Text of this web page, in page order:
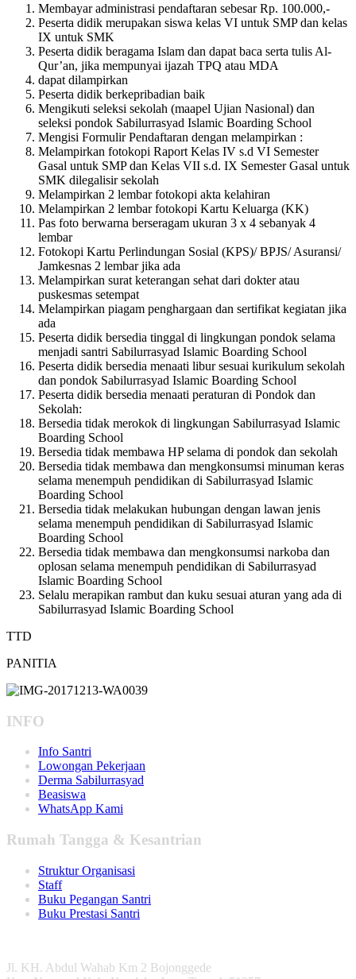
Membayar administrasi pendaftaran sebesar Rp. 100.000,-
Peserta didik merupakan siswa kelas VI untuk SMP dan kelas
IX untuk SMK
Peserta didik beragama Islam dan dapat baca serta tulis Al-
Qur’an, jika mempunyai ijazah TPQ atau MDA
dapat dilampirkan
Peserta didik berkepribadian baik
Mengikuti seleksi sekolah (maapel Ujian Nasional) dan
seleksi pondok Sabilurrasyad Islamic Boarding School
Mengisi Formulir Pendaftaran dengan melampirkan :
Melampirkan fotokopi Raport Kelas IV s.d VI Semester
Gasal untuk SMP dan Kelas VII s.d. IX Semester Gasal untuk
SMK dilegalisir sekolah
Melampirkan 2 lembar fotokopi akta kelahiran
Melampirkan 2 lembar fotokopi Kartu Keluarga (KK)
Pas foto berwarna berseragam ukuran 3 x 4 sebanyak 4
lembar
Fotokopi Kartu Perlindungan Sosial (KPS)/ BPJS/ Asuransi/
Jamkesnas 2 lembar jika ada
Melampirkan surat keterangan sehat dari dokter atau
puskesmas setempat
Melampirkan piagam penghargaan dan sertifikat kegiatan jika
ada
Peserta didik bersedia tinggal di lingkungan pondok selama
menjadi santri Sabilurrasyad Islamic Boarding School
Peserta didik bersedia menaati libur sesuai kurikulum sekolah
dan pondok Sabilurrasyad Islamic Boarding School
Peserta didik bersedia menaati peraturan di Pondok dan
Sekolah:
Bersedia tidak merokok di lingkungan Sabilurrasyad Islamic
Boarding School
Bersedia tidak membawa HP selama di pondok dan sekolah
Bersedia tidak membawa dan mengkonsumsi minuman keras
selama menempuh pendidikan di Sabilurrasyad Islamic
Boarding School
Bersedia tidak melakukan hubungan dengan lawan jenis
selama menempuh pendidikan di Sabilurrasyad Islamic
Boarding School
Bersedia tidak membawa dan mengkonsumsi narkoba dan
oplosan selama menempuh pendidikan di Sabilurrasyad
Islamic Boarding School
Selalu merapikan rambut dan kuku sesuai aturan yang ada di
Sabilurrasyad Islamic Boarding School
TTD
PANITIA
INFO
Info Santri
Lowongan Pekerjaan
Derma Sabilurrasyad
Beasiswa
WhatsApp Kami
Rumah Tangga & Kesantrian
Struktur Organisasi
Staff
Buku Pegangan Santri
Buku Prestasi Santri
Jl. KH. Abdul Wahab Km 2 Bojonggede